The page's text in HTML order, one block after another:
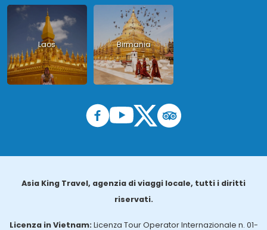
Laos Birmania
Asia King Travel, agenzia di viaggi locale, tutti i diritti
riservati.
Licenza in Vietnam: Licenza Tour Operator Internazionale n. 01-